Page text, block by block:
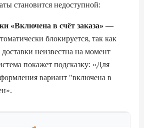
становится недоступной:
«Включена в счёт заказа» —
блокируется, так как
неизвестна на момент
покажет подсказку: «Для
вариант "включена в